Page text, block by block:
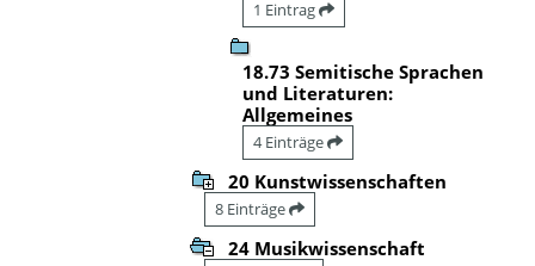
1 Eintrag
18.73 Semitische Sprachen
und Literaturen:
Allgemeines
4 Einträge
20 Kunstwissenschaften
8 Einträge
24 Musikwissenschaft